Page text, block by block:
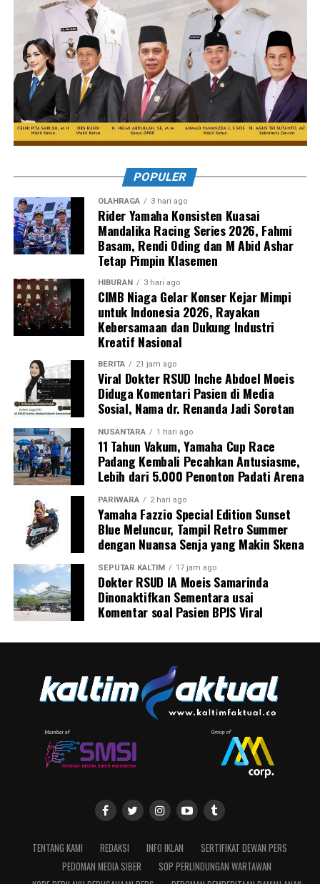
POPULER
OLAHRAGA 3 hari ago
Rider Yamaha Konsisten Kuasai
Mandalika Racing Series 2026, Fahmi
Basam, Rendi Oding dan M Abid Ashar
Tetap Pimpin Klasemen
HIBURAN 3 hari ago
CIMB Niaga Gelar Konser Kejar Mimpi
untuk Indonesia 2026, Rayakan
Kebersamaan dan Dukung Industri
Kreatif Nasional
BERITA 21 jam ago
Viral Dokter RSUD Inche Abdoel Moeis
Diduga Komentari Pasien di Media
Sosial, Nama dr. Renanda Jadi Sorotan
NUSANTARA 1 hari ago
11 Tahun Vakum, Yamaha Cup Race
Padang Kembali Pecahkan Antusiasme,
Lebih dari 5.000 Penonton Padati Arena
PARIWARA 2 hari ago
Yamaha Fazzio Special Edition Sunset
Blue Meluncur, Tampil Retro Summer
dengan Nuansa Senja yang Makin Skena
SEPUTAR KALTIM 17 jam ago
Dokter RSUD IA Moeis Samarinda
Dinonaktifkan Sementara usai
Komentar soal Pasien BPJS Viral
TENTANG KAMI REDAKSI INFO IKLAN
SERTIFIKAT DEWAN PERS
PEDOMAN MEDIA SIBER
SOP PERLINDUNGAN WARTAWAN